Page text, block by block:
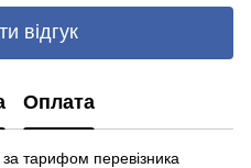
відгук
Оплата
тарифом перевізника